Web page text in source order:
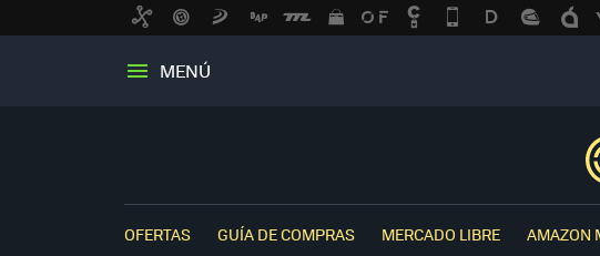
MENÚ
OFERTAS GUÍA DE COMPRAS MERCADO LIBRE AMAZON